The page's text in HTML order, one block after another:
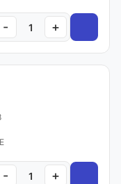
- +
- +